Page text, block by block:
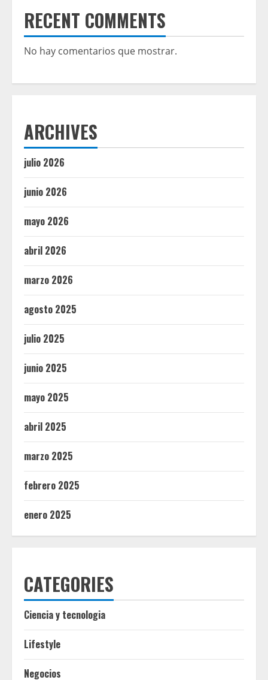
RECENT COMMENTS
No hay comentarios que mostrar.
ARCHIVES
julio 2026
junio 2026
mayo 2026
abril 2026
marzo 2026
agosto 2025
julio 2025
junio 2025
mayo 2025
abril 2025
marzo 2025
febrero 2025
enero 2025
CATEGORIES
Ciencia y tecnologia
Lifestyle
Negocios